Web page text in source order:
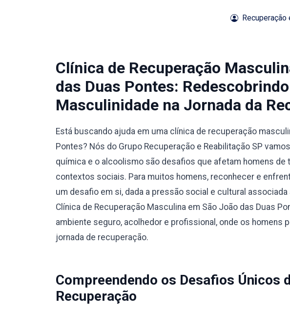
Recuperação
Clínica de Recuperação
das Duas Pontes:
Masculinidade na Jornada da
Está buscando ajuda em uma clínica de recuperação
Pontes? Nós do Grupo Recuperação e Reabilitação SP
química e o alcoolismo são desafios que afetam homens de
contextos sociais. Para muitos homens, reconhecer e
um desafio em si, dada a pressão social e cultural associada
Clínica de Recuperação Masculina em São João das Duas
ambiente seguro, acolhedor e profissional, onde os homens
jornada de recuperação.
Compreendendo os Desafios Únicos
Recuperação